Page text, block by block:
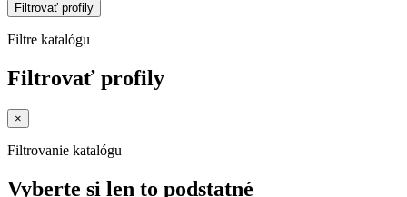
Filtrovať profily
Filtre katalógu
Filtrovať profily
×
Filtrovanie katalógu
Vyberte si len to podstatné